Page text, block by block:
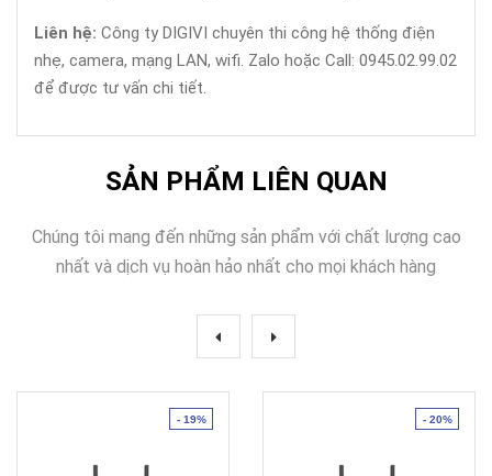
Liên hệ: Công ty DIGIVI chuyên thi công hệ thống điện
nhẹ, camera, mạng LAN, wifi. Zalo hoặc Call: 0945.02.99.02
để được tư vấn chi tiết.
SẢN PHẨM LIÊN QUAN
Chúng tôi mang đến những sản phẩm với chất lượng cao
nhất và dịch vụ hoàn hảo nhất cho mọi khách hàng
- 19% - 20%